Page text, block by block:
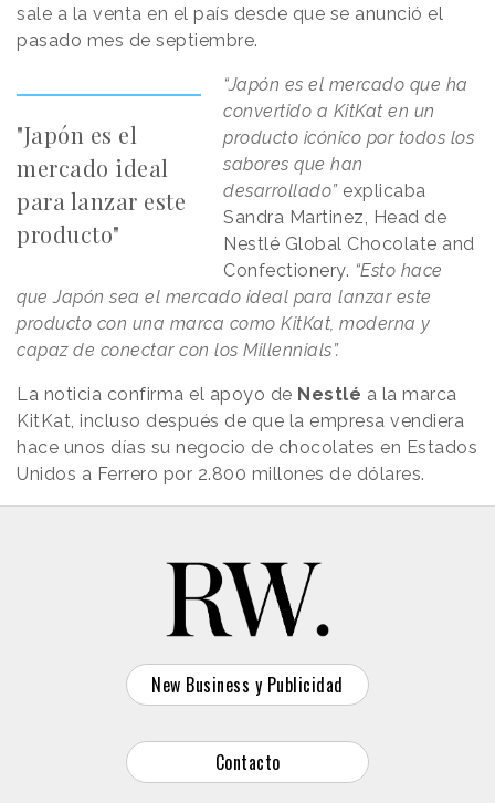
sale a la venta en el país desde que se anunció el
pasado mes de septiembre.
"Japón es el
mercado ideal
para lanzar este
producto"
“Japón es el mercado que ha
convertido a KitKat en un
producto icónico por todos los
sabores que han
desarrollado”explicaba
Sandra Martinez, Head de
Nestlé Global Chocolate and
Confectionery. “Esto hace
que Japón sea el mercado ideal para lanzar este
producto con una marca como KitKat, moderna y
capaz de conectar con los Millennials”.
La noticia confirma el apoyo de Nestlé a la marca
KitKat, incluso después de que la empresa vendiera
hace unos días su negocio de chocolates en Estados
Unidos a Ferrero por 2.800 millones de dólares.
New Business y Publicidad
Contacto